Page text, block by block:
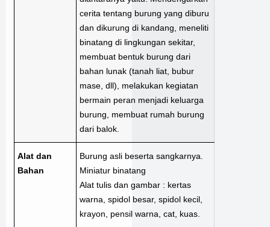
cerita tentang burung yang diburu
dan dikurung di kandang, meneliti
binatang di lingkungan sekitar,
membuat bentuk burung dari
bahan lunak (tanah liat, bubur
mase, dll), melakukan kegiatan
bermain peran menjadi keluarga
burung, membuat rumah burung
dari balok.
Alat dan
Bahan
Burung asli beserta sangkarnya.
Miniatur binatang
Alat tulis dan gambar : kertas
warna, spidol besar, spidol kecil,
krayon, pensil warna, cat, kuas.